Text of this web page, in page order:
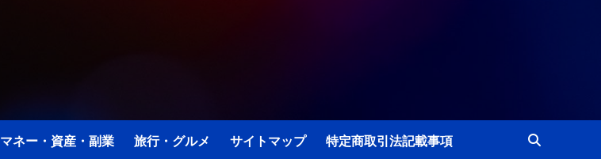
マネー・資産・副業 旅行・グルメ サイトマップ 特定商取引法記載事項